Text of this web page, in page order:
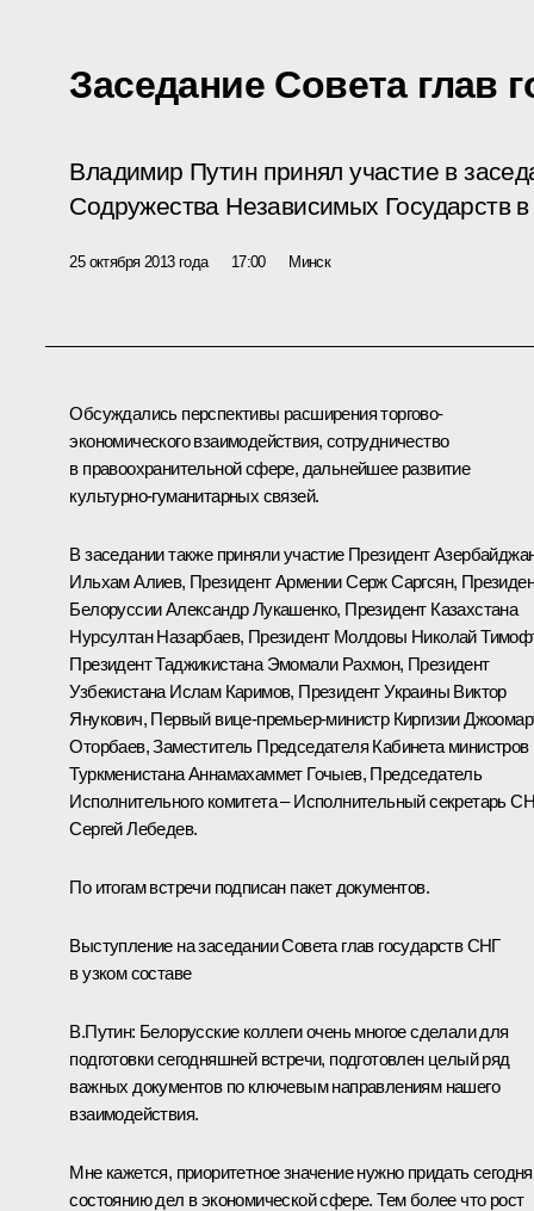
Заседание Совета глав
Владимир Путин принял участие в
Содружества Независимых Государств
25 октября 2013 года 17:00 Минск
Обсуждались перспективы расширения торгово-
экономического взаимодействия, сотрудничество
в правоохранительной сфере, дальнейшее развитие
культурно-гуманитарных связей.
В заседании также приняли участие Президент
Ильхам Алиев, Президент АрменииСерж Саргсян,
БелоруссииАлександр Лукашенко, Президент Казахстана
Нурсултан Назарбаев, Президент Молдовы Николай
Президент Таджикистана Эмомали Рахмон, Президент
Узбекистана Ислам Каримов, Президент Украины Виктор
Янукович, Первый вице-премьер-министр Киргизии
Оторбаев, Заместитель Председателя Кабинета министров
Туркменистана Аннамахаммет Гочыев, Председатель
Исполнительного комитета – Исполнительный секретарь
Сергей Лебедев.
По итогам встречи подписан пакет документов.
Выступление на заседании Совета глав государств СНГ
в узком составе
В.Путин: Белорусские коллеги очень многое сделали для
подготовки сегодняшней встречи, подготовлен целый ряд
важных документов по ключевым направлениям нашего
взаимодействия.
Мне кажется, приоритетное значение нужно придать сегодня
состоянию дел в экономической сфере. Тем более что рост